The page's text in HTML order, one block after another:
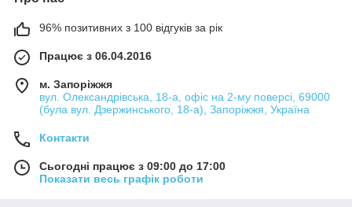
96% позитивних з 100 відгуків за рік
Працює з 06.04.2016
м. Запоріжжя
вул. Олександрівська, 18-а, офіс на 2-му поверсі, 69000
(була вул. Дзержинського, 18-а), Запоріжжя, Україна
Контакти
Сьогодні працює з 09:00 до 17:00
Показати весь графік роботи